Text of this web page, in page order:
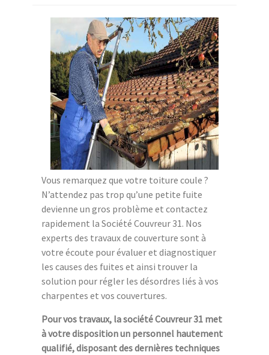
Vous remarquez que votre toiture coule ?
N’attendez pas trop qu’une petite fuite
devienne un gros problème et contactez
rapidement la Société Couvreur 31. Nos
experts des travaux de couverture sont à
votre écoute pour évaluer et diagnostiquer
les causes des fuites et ainsi trouver la
solution pour régler les désordres liés à vos
charpentes et vos couvertures.
Pour vos travaux, la société Couvreur 31 met
à votre disposition un personnel hautement
qualifié, disposant des dernières techniques